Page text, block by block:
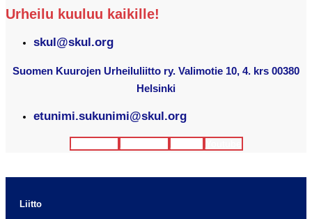
Urheilu kuuluu kaikille!
skul@skul.org
Suomen Kuurojen Urheiluliitto ry. Valimotie 10, 4. krs 00380
Helsinki
etunimi.sukunimi@skul.org
Liitto